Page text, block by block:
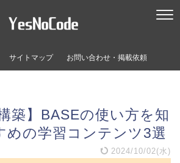
サイトマップ お問い合わせ・掲載依頼
築】BASEの使い方を知
めの学習コンテンツ3選
2024/10/02(水)